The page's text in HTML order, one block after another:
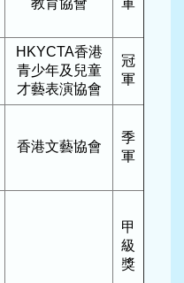
教育協會
軍
HKYCTA香港
青少年及兒童
才藝表演協會
冠
軍
香港文藝協會
季
軍
甲
級
獎